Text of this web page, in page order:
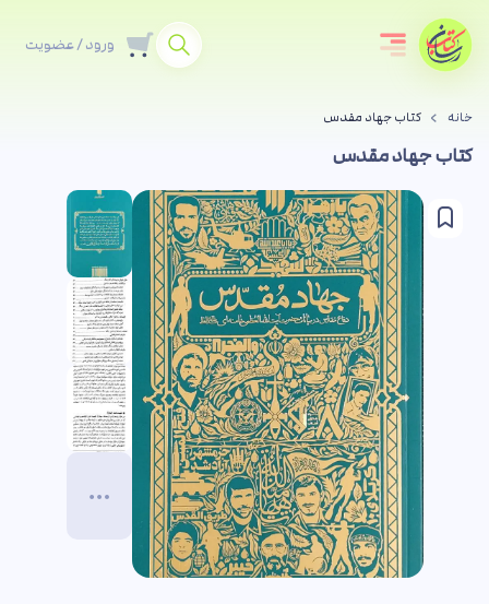
ورود / عضویت
خانه کتاب جهاد مقدس
کتاب جهاد مقدس